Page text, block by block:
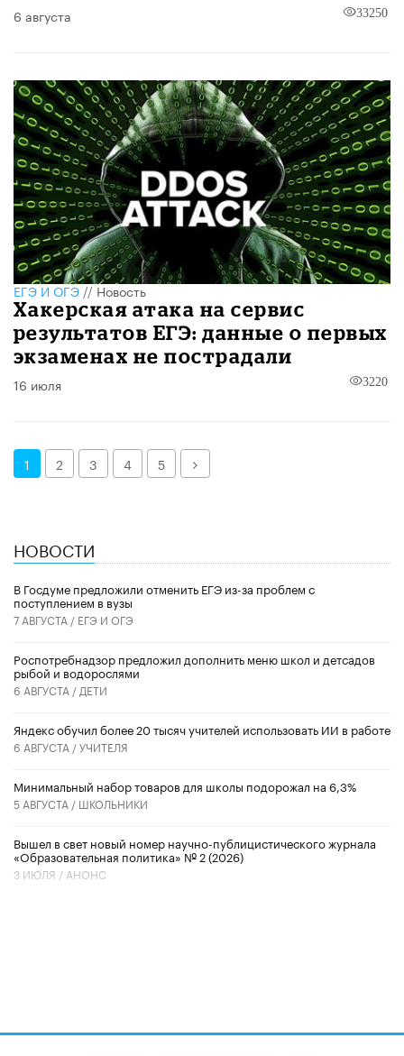
6 августа 33250
ЕГЭ И ОГЭ//Новость
Хакерская атака на сервис
результатов ЕГЭ: данные о первых
экзаменах не пострадали
16 июля 3220
1 2 3 4 5 Далее
НОВОСТИ
В Госдуме предложили отменить ЕГЭ из-за проблем с
поступлением в вузы
7 АВГУСТА / ЕГЭ И ОГЭ
Роспотребнадзор предложил дополнить меню школ и детсадов
рыбой и водорослями
6 АВГУСТА / ДЕТИ
​Яндекс обучил более 20 тысяч учителей использовать ИИ в работе
6 АВГУСТА /УЧИТЕЛЯ
Минимальный набор товаров для школы подорожал на 6,3%
5 АВГУСТА / ШКОЛЬНИКИ
Вышел в свет новый номер научно-публицистического журнала
«Образовательная политика» № 2 (2026)
3 ИЮЛЯ / АНОНС